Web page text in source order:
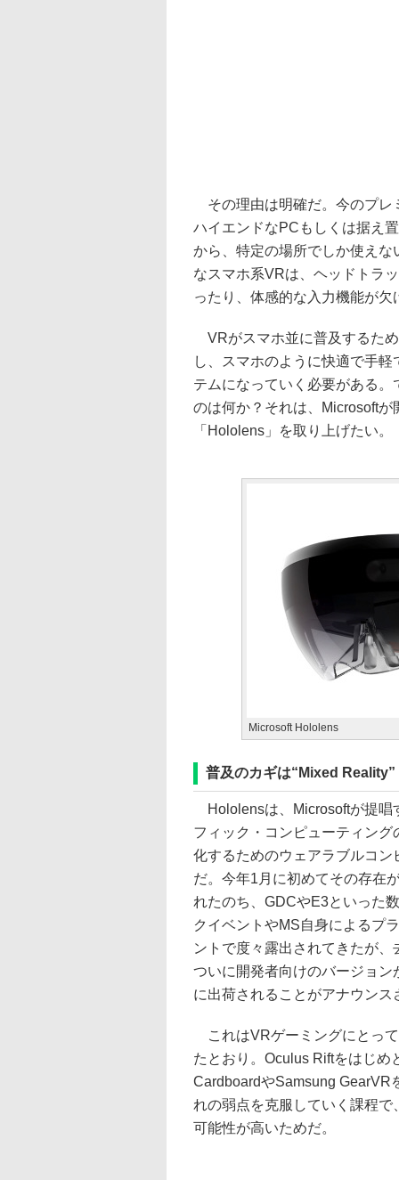
その理由は明確だ。今のプレ
ハイエンドなPCもしくは据え
から、特定の場所でしか使えな
なスマホ系VRは、ヘッドトラ
ったり、体感的な入力機能が
VRがスマホ並に普及するた
し、スマホのように快適で手
テムになっていく必要がある
のは何か？それは、Microsoft
「Hololens」を取り上げたい。
Microsoft Hololens
普及のカギは“Mixed
Hololensは、Microsoftが提唱
フィック・コンピューティング
化するためのウェアラブルコン
だ。今年1月に初めてその存在
れたのち、GDCやE3といった
クイベントやMS自身によるプ
ントで度々露出されてきたが、
ついに開発者向けのバージョン
に出荷されることがアナウンス
これはVRゲーミングにとっ
たとおり。Oculus Riftをはじ
CardboardやSamsung GearVR
れの弱点を克服していく課程
可能性が高いためだ。